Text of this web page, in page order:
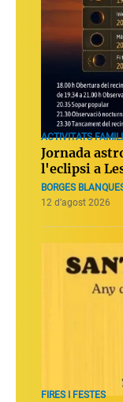
ACTIVITATS
Jornada
l'eclipsi a
BORGES
12 d’agost 2026
FIRES I FESTES